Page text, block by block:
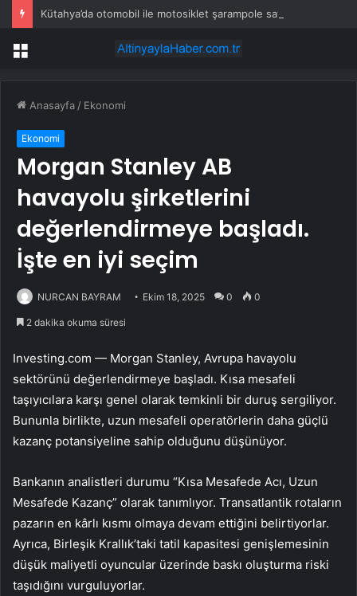
Menü
Anasayfa / Ekonomi
Ekonomi
Morgan Stanley AB
havayolu şirketlerini
değerlendirmeye başladı.
İşte en iyi seçim
NURCAN BAYRAM Ekim 18, 2025 0 0
2 dakika okuma süresi
Investing.com — Morgan Stanley, Avrupa havayolu
sektörünü değerlendirmeye başladı. Kısa mesafeli
taşıyıcılara karşı genel olarak temkinli bir duruş sergiliyor.
Bununla birlikte, uzun mesafeli operatörlerin daha güçlü
kazanç potansiyeline sahip olduğunu düşünüyor.
Bankanın analistleri durumu “Kısa Mesafede Acı, Uzun
Mesafede Kazanç” olarak tanımlıyor. Transatlantik rotaların
pazarın en kârlı kısmı olmaya devam ettiğini belirtiyorlar.
Ayrıca, Birleşik Krallık’taki tatil kapasitesi genişlemesinin
düşük maliyetli oyuncular üzerinde baskı oluşturma riski
taşıdığını vurguluyorlar.